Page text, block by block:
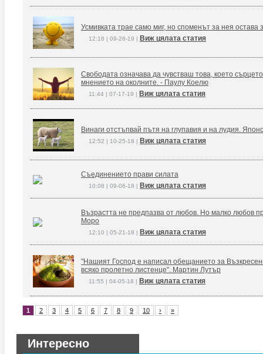
Усмивката трае само миг, но споменът за нея остава
12:18 | 09-26-19 | Виж цялата статия
Свободата означава да чувстваш това, което
мнението на околните. - Паулу Коелю
11:44 | 07-17-19 | Виж цялата статия
Винаги отстъпвай пътя на глупавия и на лудия.
12:52 | 10-25-18 | Виж цялата статия
Съединението прави силата
10:08 | 09-06-18 | Виж цялата статия
Възрастта не предпазва от любов. Но малко любов
Моро
12:10 | 05-21-18 | Виж цялата статия
"Нашият Господ е написал обещанието за
всяко пролетно листенце". Мартин Лутър
11:55 | 04-05-18 | Виж цялата статия
1 2 3 4 5 6 7 8 9 10 › »
Интересно